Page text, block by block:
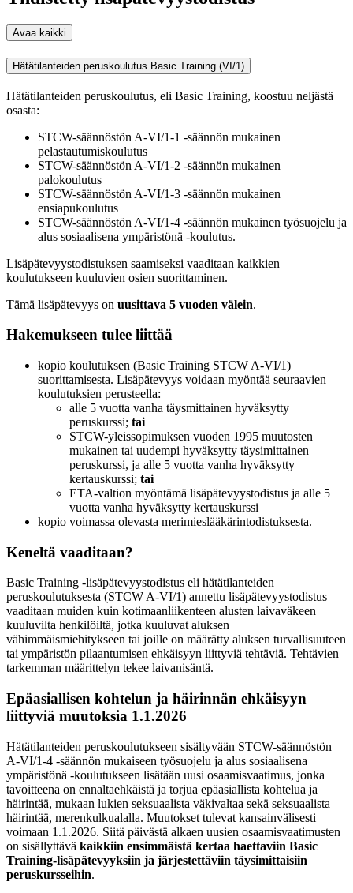
Avaa kaikki
Hätätilanteiden peruskoulutus Basic Training (VI/1)
Hätätilanteiden peruskoulutus, eli Basic Training, koostuu neljästä
osasta:
STCW-säännöstön A-VI/1-1 -säännön mukainen
pelastautumiskoulutus
STCW-säännöstön A-VI/1-2 -säännön mukainen
palokoulutus
STCW-säännöstön A-VI/1-3 -säännön mukainen
ensiapukoulutus
STCW-säännöstön A-VI/1-4 -säännön mukainen työsuojelu ja
alus sosiaalisena ympäristönä -koulutus.
Lisäpätevyystodistuksen saamiseksi vaaditaan kaikkien
koulutukseen kuuluvien osien suorittaminen.
Tämä lisäpätevyys on uusittava 5 vuoden välein.
Hakemukseen tulee liittää
kopio koulutuksen (Basic Training STCW A-VI/1)
suorittamisesta. Lisäpätevyys voidaan myöntää seuraavien
koulutuksien perusteella:
alle 5 vuotta vanha täysmittainen hyväksytty
peruskurssi; tai
STCW-yleissopimuksen vuoden 1995 muutosten
mukainen tai uudempi hyväksytty täysimittainen
peruskurssi, ja alle 5 vuotta vanha hyväksytty
kertauskurssi; tai
ETA-valtion myöntämä lisäpätevyystodistus ja alle 5
vuotta vanha hyväksytty kertauskurssi
kopio voimassa olevasta merimieslääkärintodistuksesta.
Keneltä vaaditaan?
Basic Training -lisäpätevyystodistus eli hätätilanteiden
peruskoulutuksesta (STCW A-VI/1) annettu lisäpätevyystodistus
vaaditaan muiden kuin kotimaanliikenteen alusten laivaväkeen
kuuluvilta henkilöiltä, jotka kuuluvat aluksen
vähimmäismiehitykseen tai joille on määrätty aluksen turvallisuuteen
tai ympäristön pilaantumisen ehkäisyyn liittyviä tehtäviä. Tehtävien
tarkemman määrittelyn tekee laivanisäntä.
Epäasiallisen kohtelun ja häirinnän ehkäisyyn
liittyviä muutoksia 1.1.2026
Hätätilanteiden peruskoulutukseen sisältyvään STCW-säännöstön
A-VI/1-4 -säännön mukaiseen työsuojelu ja alus sosiaalisena
ympäristönä -koulutukseen lisätään uusi osaamisvaatimus, jonka
tavoitteena on ennaltaehkäistä ja torjua epäasiallista kohtelua ja
häirintää, mukaan lukien seksuaalista väkivaltaa sekä seksuaalista
häirintää, merenkulkualalla. Muutokset tulevat kansainvälisesti
voimaan 1.1.2026. Siitä päivästä alkaen uusien osaamisvaatimusten
on sisällyttävä kaikkiin ensimmäistä kertaa haettaviin Basic
Training-lisäpätevyyksiin ja järjestettäviin täysimittaisiin
peruskursseihin.